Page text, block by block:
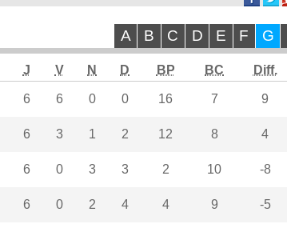
A B C D E F G
J V N D BP BC Diff.
6 6 0 0 16 7 9
6 3 1 2 12 8 4
6 0 3 3 2 10 -8
6 0 2 4 4 9 -5